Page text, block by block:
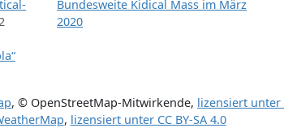
Bundesweite Kidical Mass im März
2020
, © OpenStreetMap-Mitwirkende, lizensiert unter
, lizensiert unter CC BY-SA 4.0